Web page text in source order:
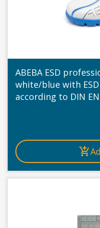
ABEBA ESD
white/blue with
according to DIN